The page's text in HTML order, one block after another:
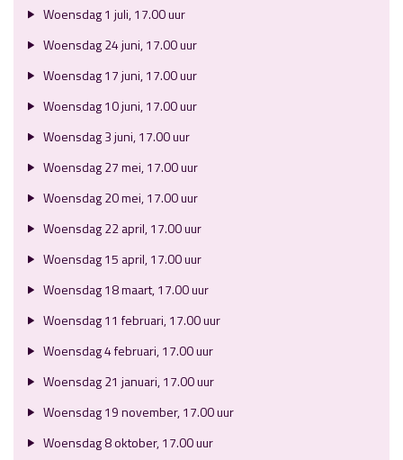
Woensdag 1 juli, 17.00 uur
Woensdag 24 juni, 17.00 uur
Woensdag 17 juni, 17.00 uur
Woensdag 10 juni, 17.00 uur
Woensdag 3 juni, 17.00 uur
Woensdag 27 mei, 17.00 uur
Woensdag 20 mei, 17.00 uur
Woensdag 22 april, 17.00 uur
Woensdag 15 april, 17.00 uur
Woensdag 18 maart, 17.00 uur
Woensdag 11 februari, 17.00 uur
Woensdag 4 februari, 17.00 uur
Woensdag 21 januari, 17.00 uur
Woensdag 19 november, 17.00 uur
Woensdag 8 oktober, 17.00 uur